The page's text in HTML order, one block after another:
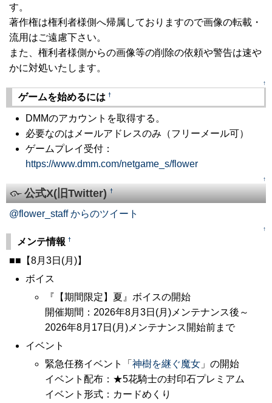
す。
著作権は権利者様側へ帰属しておりますので画像の転載・
流用はご遠慮下さい。
また、権利者様側からの画像等の削除の依頼や警告は速や
かに対処いたします。
↑
ゲームを始めるには †
DMMのアカウントを取得する。
必要なのはメールアドレスのみ（フリーメール可）
ゲームプレイ受付：
https://www.dmm.com/netgame_s/flower
↑
公式X(旧Twitter)†
@flower_staff からのツイート
↑
メンテ情報 †
■■【8月3日(月)】
ボイス
『【期間限定】夏』ボイスの開始
開催期間：2026年8月3日(月)メンテナンス後～
2026年8月17日(月)メンテナンス開始前まで
イベント
緊急任務イベント「 神樹を継ぐ魔女 」の開始
イベント配布：★5花騎士の封印石プレミアム
イベント形式：カードめくり